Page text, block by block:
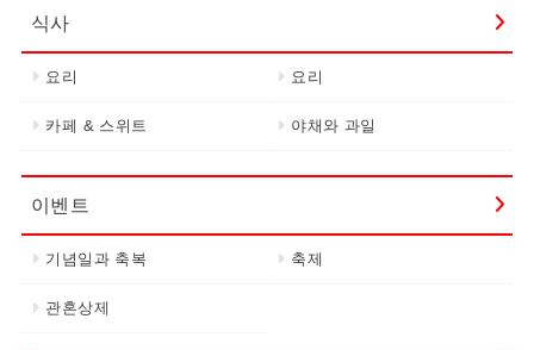
식사
요리 요리
카페 & 스위트 야채와 과일
이벤트
기념일과 축복 축제
관혼상제